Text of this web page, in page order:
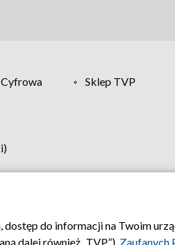
Sklep TVP
do informacji na Twoim
dalej również „TVP”), Zaufanych